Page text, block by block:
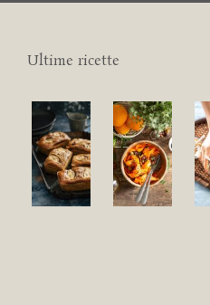
Ultime ricette